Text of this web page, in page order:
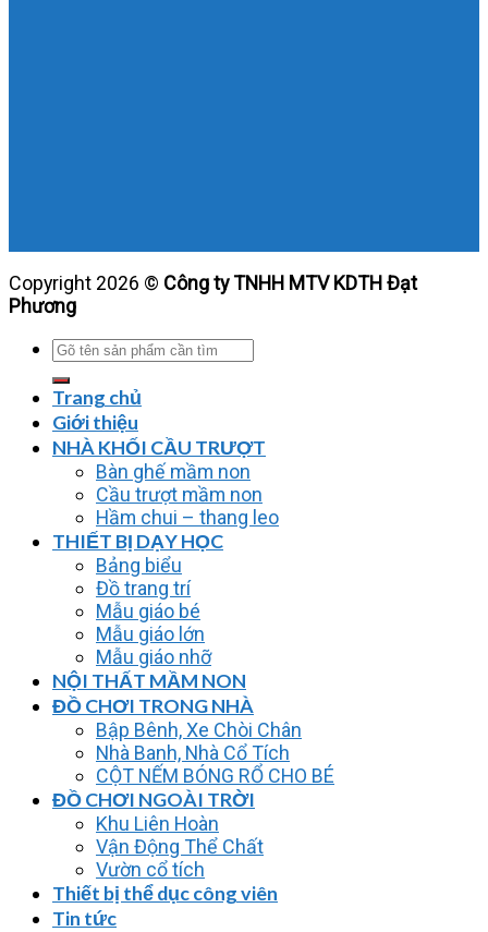
Copyright 2026 © Công ty TNHH MTV KDTH Đạt
Phương
Tìm
Trang chủ
Giới thiệu
NHÀ KHỐI CẦU TRƯỢT
Bàn ghế mầm non
Cầu trượt mầm non
Hầm chui – thang leo
THIẾT BỊ DẠY HỌC
Bảng biểu
Đồ trang trí
Mẫu giáo bé
Mẫu giáo lớn
Mẫu giáo nhỡ
NỘI THẤT MẦM NON
ĐỒ CHƠI TRONG NHÀ
Bập Bênh, Xe Chòi Chân
Nhà Banh, Nhà Cổ Tích
CỘT NẾM BÓNG RỔ CHO BÉ
ĐỒ CHƠI NGOÀI TRỜI
Khu Liên Hoàn
Vận Động Thể Chất
Vườn cổ tích
Thiết bị thể dục công viên
Tin tức